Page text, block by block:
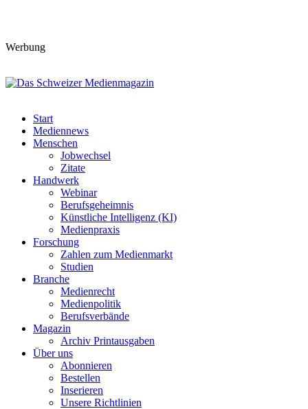
Werbung
Start
Mediennews
Menschen
Jobwechsel
Zitate
Handwerk
Webinar
Berufsgeheimnis
Künstliche Intelligenz (KI)
Medienpraxis
Forschung
Zahlen zum Medienmarkt
Studien
Branche
Medienrecht
Medienpolitik
Berufsverbände
Magazin
Archiv Printausgaben
Über uns
Abonnieren
Bestellen
Inserieren
Unsere Richtlinien